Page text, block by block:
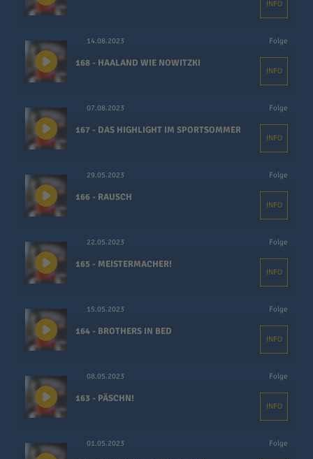
INFO
14.08.2023 Folge
168 - HAALAND WIE NOWITZKI
INFO
07.08.2023 Folge
167 - DAS HIGHLIGHT IM SPORTSOMMER
INFO
29.05.2023 Folge
166 - RAUSCH
INFO
22.05.2023 Folge
165 - MEISTERMACHER!
INFO
15.05.2023 Folge
164 - BROTHERS IN BED
INFO
08.05.2023 Folge
163 - PÄSCHN!
INFO
01.05.2023 Folge